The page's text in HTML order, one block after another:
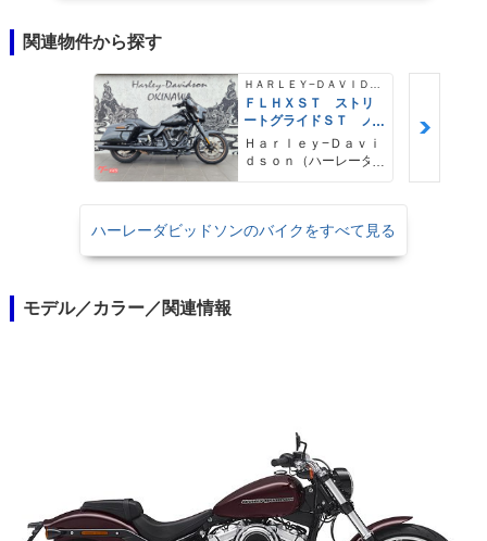
関連物件から探す
ＦＬＨＸＳＴ ストリ
ートグライドＳＴ ノ
ーマル車両 ＡＢＳ
クルーズコントロー
ル セキュリティーシ
Ｈａｒｌｅｙ−Ｄａｖｉ
ｄｓｏｎ（ハーレーダ
ハーレーダビッドソンのバイクをすべて見る
モデル／カラー／関連情報